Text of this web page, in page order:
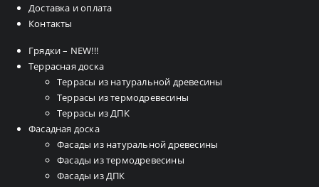
Доставка и оплата
Контакты
Грядки – NEW!!!
Террасная доска
Террасы из натуральной древесины
Террасы из термодревесины
Террасы из ДПК
Фасадная доска
Фасады из натуральной древесины
Фасады из термодревесины
Фасады из ДПК